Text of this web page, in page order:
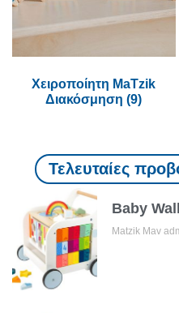
Χειροποίητη MaTzik
Διακόσμηση(9)
Τελευταίες
Baby
Matzik Mav